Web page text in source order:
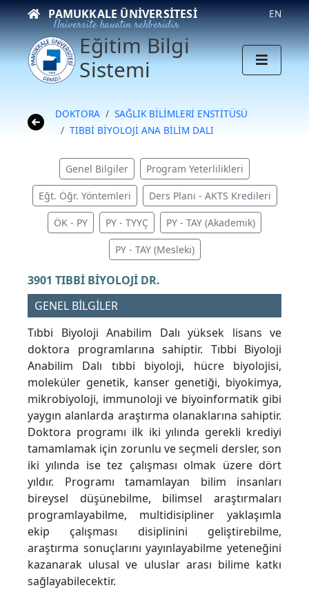
PAMUKKALE ÜNIVERSITESI
Üniversite hayatın rehberidir
EN
Eğitim Bilgi
Sistemi
DOKTORA
SAĞLIK BİLİMLERİ ENSTİTÜSÜ
TIBBİ BİYOLOJİ ANA BİLİM DALI
Genel Bilgiler Program Yeterlilikleri
Eğt. Öğr. Yöntemleri Ders Planı - AKTS Kredileri
ÖK - PY PY - TYYÇ PY - TAY (Akademik)
PY - TAY (Mesleki)
3901 TIBBİ BİYOLOJİ DR.
GENEL BİLGİLER
Tıbbi Biyoloji Anabilim Dalı yüksek lisans ve
doktora programlarına sahiptir. Tıbbi Biyoloji
Anabilim Dalı tıbbi biyoloji, hücre biyolojisi,
moleküler genetik, kanser genetiği, biyokimya,
mikrobiyoloji, immunoloji ve biyoinformatik gibi
yaygın alanlarda araştırma olanaklarına sahiptir.
Doktora programı ilk iki yılında gerekli krediyi
tamamlamak için zorunlu ve seçmeli dersler, son
iki yılında ise tez çalışması olmak üzere dört
yıldır. Programı tamamlayan bilim insanları
bireysel düşünebilme, bilimsel araştırmaları
programlayabilme, multidisipliner yaklaşımla
ekip çalışması disiplinini geliştirebilme,
araştırma sonuçlarını yayınlayabilme yeteneğini
kazanarak ulusal ve uluslar arası bilime katkı
sağlayabilecektir.